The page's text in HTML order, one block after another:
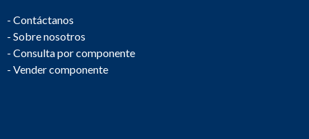
- Contáctanos
- Sobre nosotros
- Consulta por componente
- Vender componente